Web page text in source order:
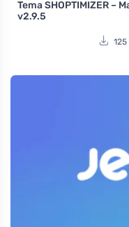
Avaliação
Tema SHOPTIMIZER –
v2.9.5